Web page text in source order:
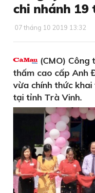
chi nhánh 19
07 tháng 10 2019 13:32
(CMO)
thấm cao cấp Anh
vừa chính thức
tại tỉnh Trà Vinh.